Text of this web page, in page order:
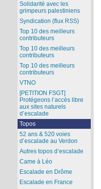
Solidarité avec les
grimpeurs palestiniens
Syndication (flux RSS)
Top 10 des meilleurs
contributeurs
Top 10 des meilleurs
contributeurs
Top 10 des meilleurs
contributeurs
VTNO
[PETITION FSGT]
Protégeons l’accès libre
aux sites naturels
d’escalade
Topos
52 ans & 520 voies
d’escalade au Verdon
Autres topos d’escalade
Came à Léo
Escalade en Drôme
Escalade en France